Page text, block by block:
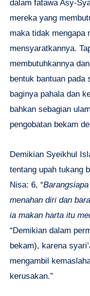
dalam fatawa Asy-
mereka yang
maka tidak mengapa
mensyaratkannya.
membutuhkannya
bentuk bantuan pada
baginya pahala dan
bahkan sebagian
pengobatan bekam
Demikian Syeikhul
tentang upah tukang
Nisa: 6, “
menahan diri dan
ia makan harta itu
“Demikian dalam
bekam), karena
mengambil
kerusakan.”